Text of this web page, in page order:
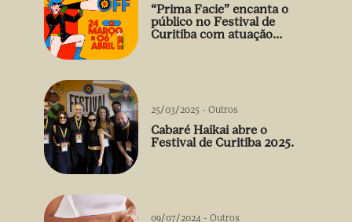
“Prima Facie” encanta o
público no Festival de
Curitiba com atuação
25/03/2025 - Outros
Cabaré Haikai abre o
Festival de Curitiba 2025.
09/07/2024 - Outros